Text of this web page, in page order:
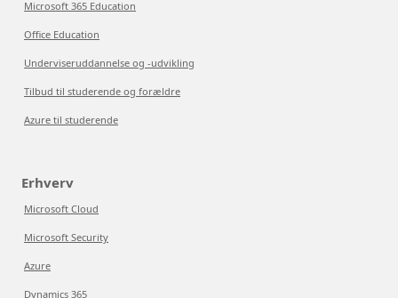
Microsoft 365 Education
Office Education
Underviseruddannelse og -udvikling
Tilbud til studerende og forældre
Azure til studerende
Erhverv
Microsoft Cloud
Microsoft Security
Azure
Dynamics 365